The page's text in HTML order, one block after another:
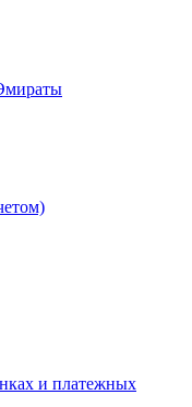
и платежных